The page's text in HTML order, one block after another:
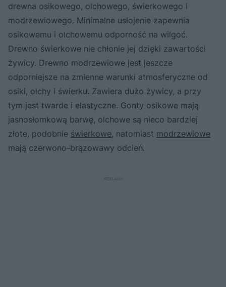
drewna osikowego, olchowego, świerkowego i
modrzewiowego. Minimalne usłojenie zapewnia
osikowemu i olchowemu odporność na wilgoć.
Drewno świerkowe nie chłonie jej dzięki zawartości
żywicy. Drewno modrzewiowe jest jeszcze
odporniejsze na zmienne warunki atmosferyczne od
osiki, olchy i świerku. Zawiera dużo żywicy, a przy
tym jest twarde i elastyczne. Gonty osikowe mają
jasnosłomkową barwę, olchowe są nieco bardziej
złote, podobnie świerkowe, natomiast modrzewiowe
mają czerwono-brązowawy odcień.